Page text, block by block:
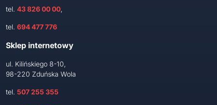
tel. 43 826 00 00,
tel. 694 477 776
Sklep internetowy
ul. Kilińskiego 8-10,
98-220 Zduńska Wola
tel. 507 255 355